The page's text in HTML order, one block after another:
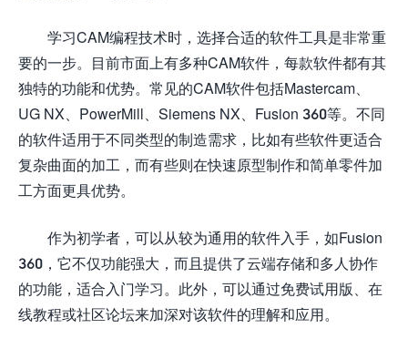
学习CAM编程技术时，选择合适的软件工具是非常重
要的一步。目前市面上有多种CAM软件，每款软件都有其
独特的功能和优势。常见的CAM软件包括Mastercam、
UG NX、PowerMill、Siemens NX、Fusion 360等。不同
的软件适用于不同类型的制造需求，比如有些软件更适合
复杂曲面的加工，而有些则在快速原型制作和简单零件加
工方面更具优势。
作为初学者，可以从较为通用的软件入手，如Fusion
360，它不仅功能强大，而且提供了云端存储和多人协作
的功能，适合入门学习。此外，可以通过免费试用版、在
线教程或社区论坛来加深对该软件的理解和应用。